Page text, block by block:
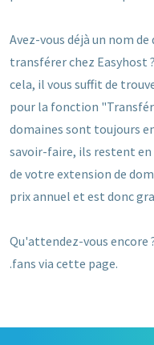
Avez-vous déjà un nom
transférer chez Easyhost
cela, il vous suffit de
pour la fonction
domaines sont toujours
savoir-faire, ils restent
de votre extension de
prix annuel et est donc
Qu'attendez-vous encore
.fans via cette page.